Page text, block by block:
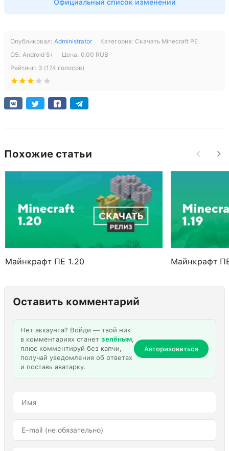
СКАЧАТЬ
[216.54 Mb] скачиваний: 14701
Поддержка архитектуры x86
[653.9 Mb] скачиваний: 2118
Официальный список изменений
Опубликовал: Administrator Категория: Скачать Minecraft PE
ОS: Android 5+ Цена: 0.00 RUB
Рейтинг: 3 (174 голосов)
Похожие статьи
Майнкрафт ПЕ 1.20 Майнкрафт
Оставить комментарий
Нет аккаунта? Войди — твой ник
в комментариях станет зелёным,
плюс комментируй без капчи,
получай уведомления об ответах
и поставь аватарку.
Авторизоваться